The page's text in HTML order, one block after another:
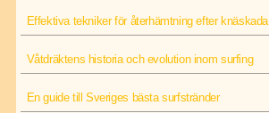
Effektiva tekniker för återhämtning efter knäskada
Våtdräktens historia och evolution inom surfing
En guide till Sveriges bästa surfstränder